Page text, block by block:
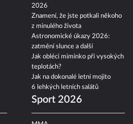
2026
Znamení, že jste potkali někoho
z minulého života
Astronomické úkazy 2026:
zatmění slunce a další
Jak obléci miminko při vysokých
teplotách?
Jak na dokonalé letní mojito
6 lehkých letních salátů
Sport 2026